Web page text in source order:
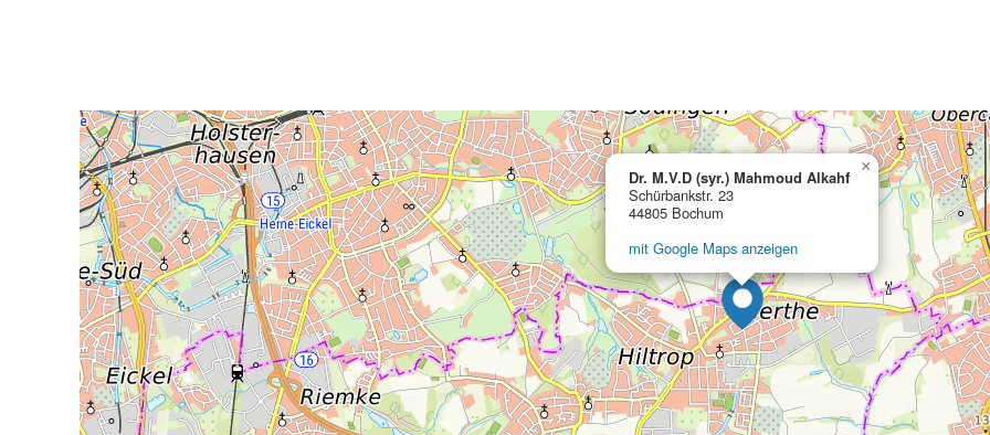
Dr. M.V.D (syr.) Mahmoud Alkahf
Schürbankstr. 23
44805 Bochum
mit Google Maps anzeigen
×